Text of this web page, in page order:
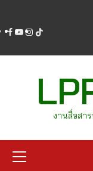
content
facebook
youtube
instagram
tiktok
งานสื่อสา
Menu